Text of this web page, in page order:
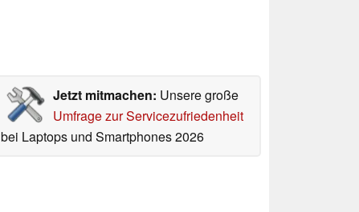
Jetzt mitmachen: Unsere große
Umfrage zur Servicezufriedenheit
bei Laptops und Smartphones 2026